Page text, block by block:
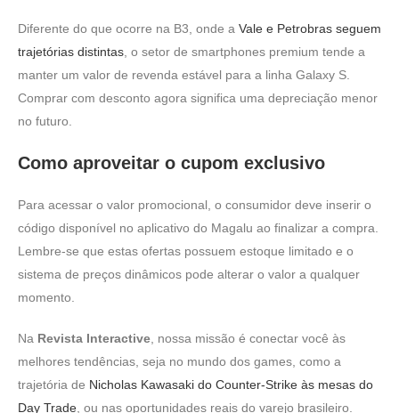
Diferente do que ocorre na B3, onde a Vale e Petrobras seguem
trajetórias distintas , o setor de smartphones premium tende a
manter um valor de revenda estável para a linha Galaxy S.
Comprar com desconto agora significa uma depreciação menor
no futuro.
Como aproveitar o cupom exclusivo
Para acessar o valor promocional, o consumidor deve inserir o
código disponível no aplicativo do Magalu ao finalizar a compra.
Lembre-se que estas ofertas possuem estoque limitado e o
sistema de preços dinâmicos pode alterar o valor a qualquer
momento.
Na Revista Interactive , nossa missão é conectar você às
melhores tendências, seja no mundo dos games, como a
trajetória de Nicholas Kawasaki do Counter-Strike às mesas do
Day Trade , ou nas oportunidades reais do varejo brasileiro.